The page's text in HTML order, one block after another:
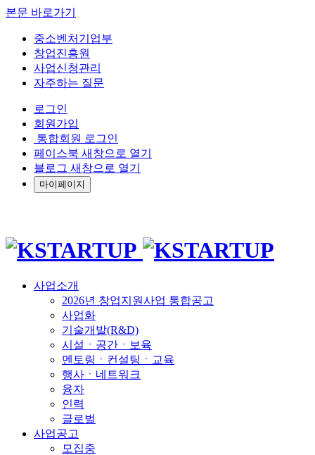
본문 바로가기
중소벤처기업부
창업진흥원
사업신청관리
자주하는 질문
로그인
회원가입
통합회원 로그인
페이스북 새창으로 열기
블로그 새창으로 열기
마이페이지
사업소개
2026년 창업지원사업 통합공고
사업화
기술개발(R&D)
시설ㆍ공간ㆍ보육
멘토링ㆍ컨설팅ㆍ교육
행사ㆍ네트워크
융자
인력
글로벌
사업공고
모집중